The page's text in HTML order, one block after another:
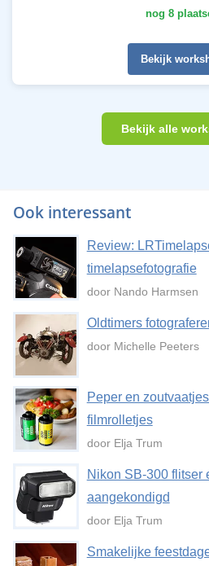
nog 8
Bekijk
Bekijk alle
Ook interessant
Review:
timelapsefotografie
door Nando Harmsen
Oldtimers
door Michelle Peeters
Peper en
filmrolletjes
door Elja Trum
Nikon SB-300 flitser
aangekondigd
door Elja Trum
Smakelijke